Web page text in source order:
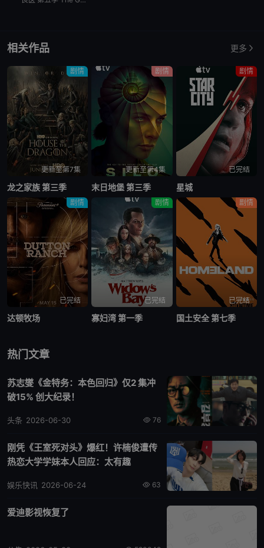
相关作品 更多
剧情
更新至第7集
龙之家族 第三季
剧情
更新至第4集
末日地堡 第三季
剧情
已完结
星城
剧情
已完结
达顿牧场
剧情
已完结
寡妇湾 第一季
剧情
已完结
国土安全 第七季
热门文章
苏志燮《金特务：本色回归》仅2 集冲
破15% 创大纪录！
76
头条 2026-06-30
刚凭《王室死对头》爆红！许楠俊遭传
热恋大学学妹本人回应：太有趣
63
娱乐快讯 2026-06-24
爱迪影视恢复了